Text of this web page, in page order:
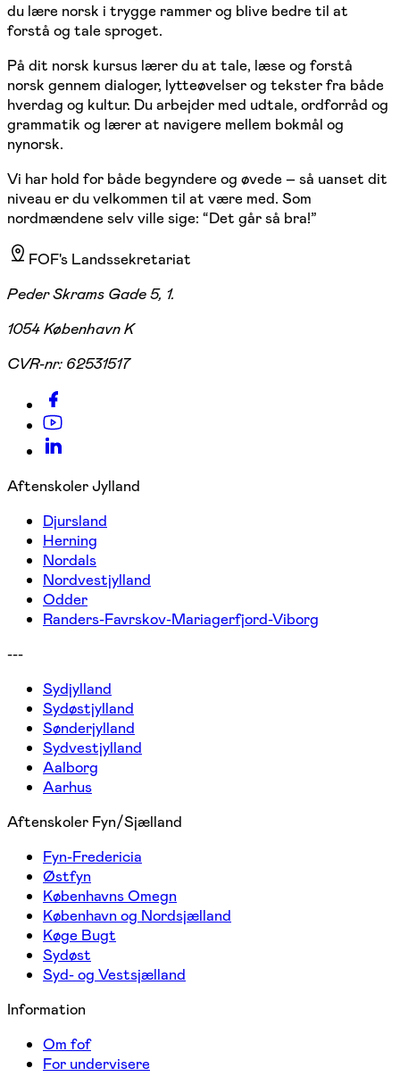
du lære norsk i trygge rammer og blive bedre til at
forstå og tale sproget.
På dit norsk kursus lærer du at tale, læse og forstå
norsk gennem dialoger, lytteøvelser og tekster fra både
hverdag og kultur. Du arbejder med udtale, ordforråd og
grammatik og lærer at navigere mellem bokmål og
nynorsk.
Vi har hold for både begyndere og øvede – så uanset dit
niveau er du velkommen til at være med. Som
nordmændene selv ville sige: “Det går så bra!”
FOF's Landssekretariat
Peder Skrams Gade 5, 1.
1054 København K
CVR-nr: 62531517
Aftenskoler Jylland
Djursland
Herning
Nordals
Nordvestjylland
Odder
Randers-Favrskov-Mariagerfjord-Viborg
---
Sydjylland
Sydøstjylland
Sønderjylland
Sydvestjylland
Aalborg
Aarhus
Aftenskoler Fyn/Sjælland
Fyn-Fredericia
Østfyn
Københavns Omegn
København og Nordsjælland
Køge Bugt
Sydøst
Syd- og Vestsjælland
Information
Om fof
For undervisere